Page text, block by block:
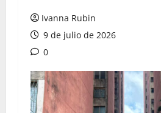
Ivanna Rubin
9 de julio de 2026
0